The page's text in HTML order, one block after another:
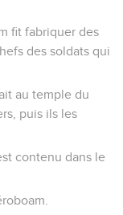
fit fabriquer des
des soldats qui
au temple du
puis ils les
contenu dans le